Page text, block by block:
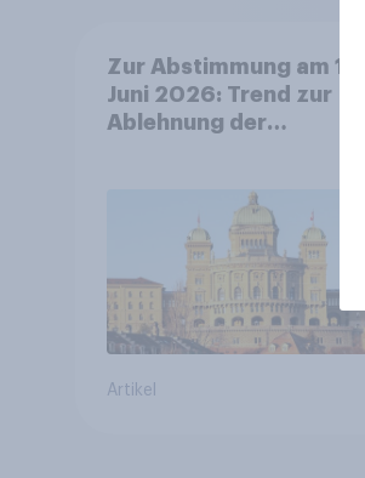
Zur Abstimmung am 14.
Juni 2026: Trend zur
Ablehnung der
für Annahme des
Zivildienstgesetz sinken
Artikel